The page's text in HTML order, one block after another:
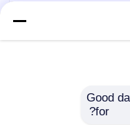
Good
for?